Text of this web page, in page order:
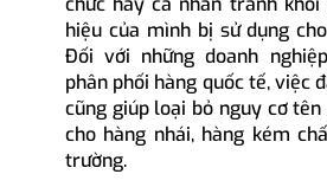
hiệu của mình bị sử dụng
Đối với những doanh
phân phối hàng quốc tế, việc
cũng giúp loại bỏ nguy cơ
cho hàng nhái, hàng kém
trường.